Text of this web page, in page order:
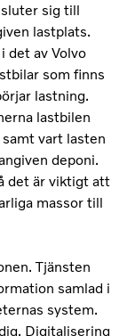
sig till
lastplats.
det av Volvo
som finns
lastning.
lastbilen
vart lasten
deponi.
det är viktigt att
massor till
Tjänsten
samlad i
system.
Digitalisering